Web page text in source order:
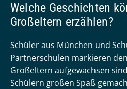
Welche Geschichten
Großeltern erzählen?
Schüler aus München und
Partnerschulen markieren
Großeltern aufgewachsen
Schülern großen Spaß